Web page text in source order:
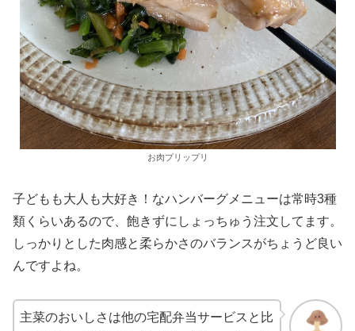
お肉プリップリ
子どもも大人も大好き！なハンバーグメニューは常時3種
類くらいあるので、飽きずにしょっちゅう注文してます。
しっかりとした肉感と柔らかさのバランスがちょうど良い
んですよね。
主菜のおいしさは他の宅配弁当サービスと比